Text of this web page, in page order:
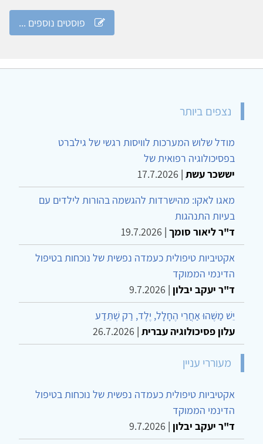
פוסטים נוספים ...
נצפים ביותר
מודל שלוש המערכות לוויסות רגשי של גילברט
בפסיכולוגיה רפואית של
יששכר עשת |
17.7.2026
מאגו לאקו: מהישרדות להגשמה בהורות לילדים עם
בעיות התנהגות
ד"ר ליאור סומך |
19.7.2026
אקטיביות טיפולית כעמדה נפשית של נוכחות בטיפול
הדינמי הממוקד
ד"ר יעקב יבלון |
9.7.2026
יֵשׁ מַשֶּׁהוּ אַחֲרֵי הֶחָלָל, יֶלֶד, רַק שֶׁתֵּדַע
עלון פסיכולוגיה עברית |
26.7.2026
מעוררי עניין
אקטיביות טיפולית כעמדה נפשית של נוכחות בטיפול
הדינמי הממוקד
ד"ר יעקב יבלון |
9.7.2026